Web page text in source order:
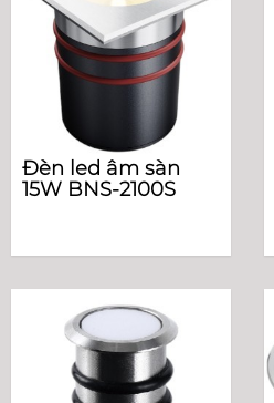
Đèn led âm sàn
15W BNS-2100S